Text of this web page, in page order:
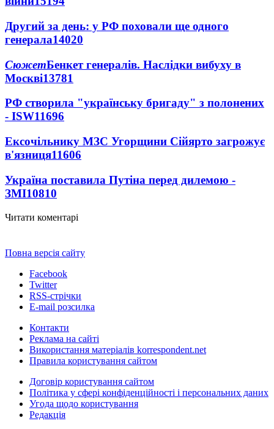
Другий за день: у РФ поховали ще одного
генерала14020
СюжетБенкет генералів. Наслідки вибуху в
Москві13781
РФ створила "українську бригаду" з полонених
- ISW11696
Ексочільнику МЗС Угорщини Сійярто загрожує
в'язниця11606
Україна поставила Путіна перед дилемою -
ЗМІ10810
Читати коментарі
Повна версія сайту
Facebook
Twitter
RSS-стрічки
E-mail розсилка
Контакти
Реклама на сайті
Використання матеріалів korrespondent.net
Правила користування сайтом
Договір користування сайтом
Політика у сфері конфіденційності і персональних даних
Угода щодо користування
Редакція